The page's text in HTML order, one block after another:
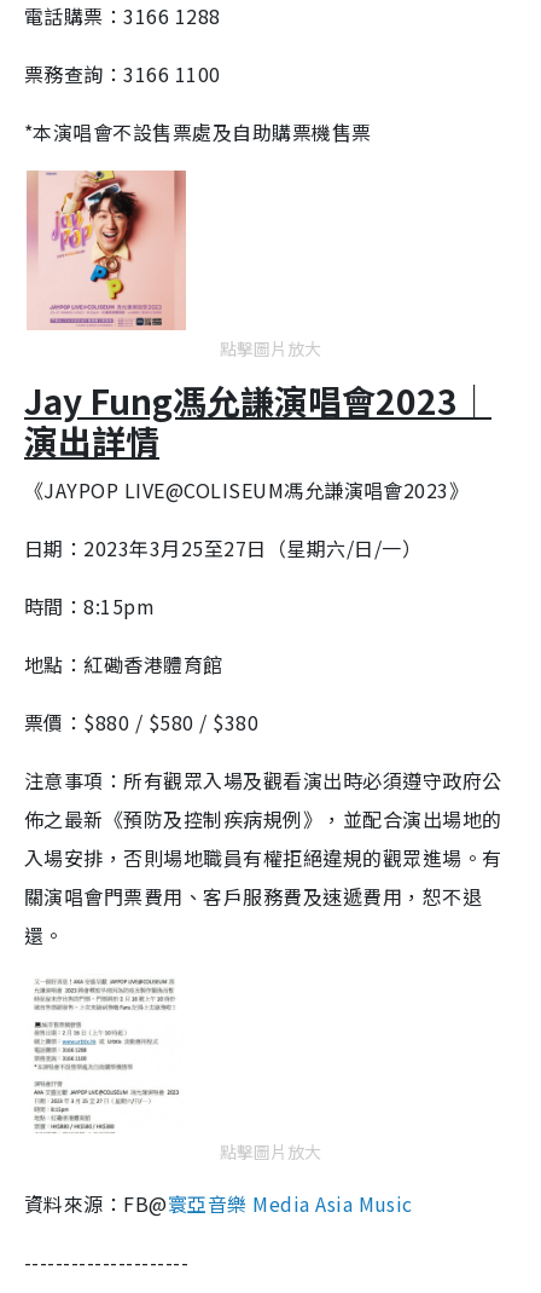
電話購票：3166 1288
票務查詢：3166 1100
*本演唱會不設售票處及自助購票機售票
點擊圖片放大
Jay Fung馮允謙演唱會2023｜
演出詳情
《JAYPOP LIVE@COLISEUM馮允謙演唱會2023》
日期：2023年3月25至27日（星期六/日/一）
時間：8:15pm
地點：紅磡香港體育館
票價：$880 / $580 / $380
注意事項：所有觀眾入場及觀看演出時必須遵守政府公
佈之最新《預防及控制疾病規例》，並配合演出場地的
入場安排，否則場地職員有權拒絕違規的觀眾進場。有
關演唱會門票費用、客戶服務費及速遞費用，恕不退
還。
點擊圖片放大
資料來源：FB@寰亞音樂 Media Asia Music
---------------------